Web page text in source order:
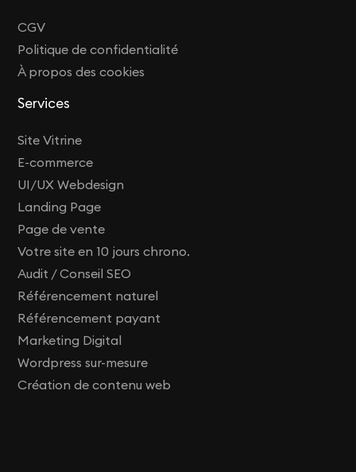
CGV
Politique de confidentialité
À propos des cookies
Services
Site Vitrine
E-commerce
UI/UX Webdesign
Landing Page
Page de vente
Votre site en 10 jours chrono.
Audit / Conseil SEO
Référencement naturel
Référencement payant
Marketing Digital
Wordpress sur-mesure
Création de contenu web